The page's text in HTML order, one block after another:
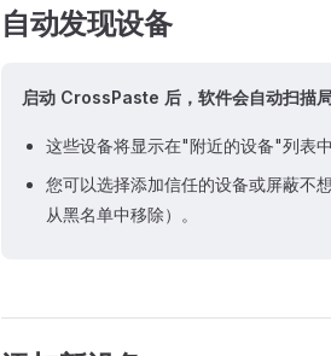
自动发现设备
启动 CrossPaste 后，软件会自动扫描
这些设备将显示在"附近的设备"列表中
您可以选择添加信任的设备或屏蔽不
从黑名单中移除）。